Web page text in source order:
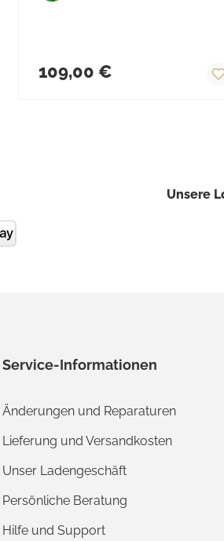
109,00 €
Unsere
Service-Informationen
Änderungen und Reparaturen
Lieferung und Versandkosten
Unser Ladengeschäft
Persönliche Beratung
Hilfe und Support